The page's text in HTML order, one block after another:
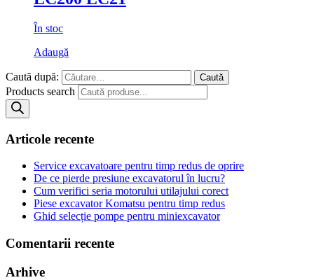
În stoc
Adaugă
Caută după:
Products search
Articole recente
Service excavatoare pentru timp redus de oprire
De ce pierde presiune excavatorul în lucru?
Cum verifici seria motorului utilajului corect
Piese excavator Komatsu pentru timp redus
Ghid selecție pompe pentru miniexcavator
Comentarii recente
Arhive